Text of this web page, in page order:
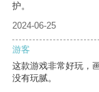
护。
2024-06-25
游客
这款游戏非常好玩，
没有玩腻。